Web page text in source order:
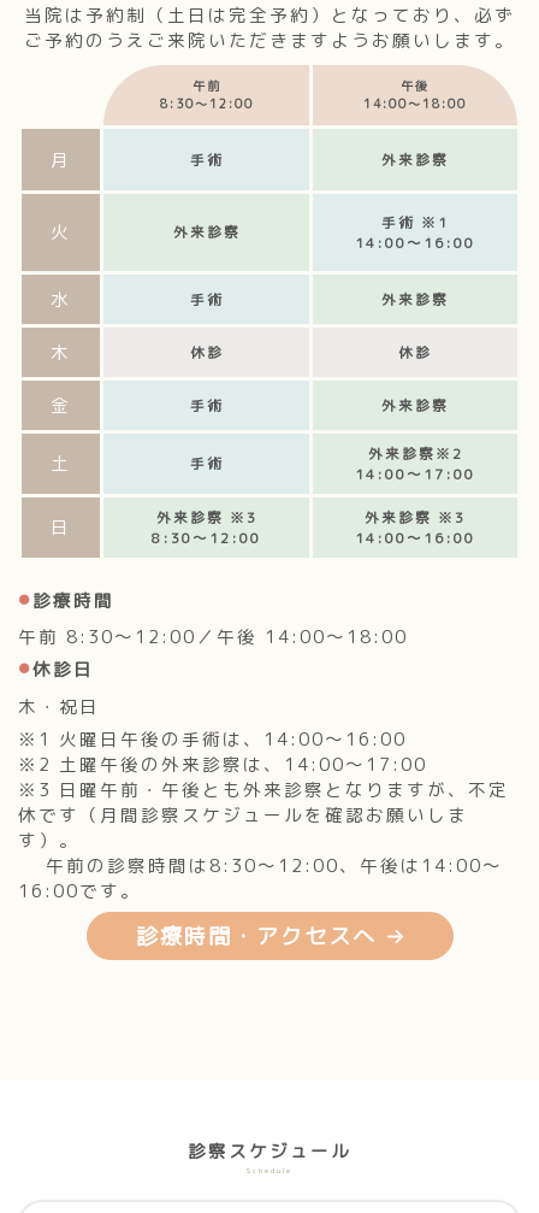
当院は予約制（土日は完全予約）となっており、必ず
ご予約のうえご来院いただきますようお願いします。
午前
8:30～12:00
午後
14:00～18:00
月 手術 外来診察
火 外来診察
手術 ※1
14:00～16:00
水 手術 外来診察
木 休診 休診
金 手術 外来診察
土 手術
外来診察※2
14:00～17:00
日
外来診察 ※3
8:30～12:00
外来診察 ※3
14:00～16:00
診療時間
午前 8:30～12:00／午後 14:00～18:00
休診日
木・祝日
※1 火曜日午後の手術は、14:00～16:00
※2 土曜午後の外来診察は、14:00～17:00
※3 日曜午前・午後とも外来診察となりますが、不定
休です（月間診察スケジュールを確認お願いしま
す）。
午前の診察時間は8:30～12:00、午後は14:00～
16:00です。
診療時間・アクセスへ
診察スケジュール
Schedule